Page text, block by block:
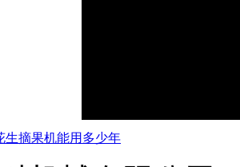
生摘果机能用多少年